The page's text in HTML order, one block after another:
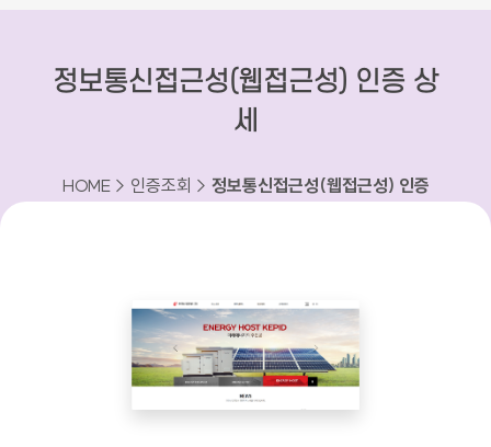
정보통신접근성(웹접근성) 인증 상
세
HOME > 인증조회 > 정보통신접근성(웹접근성) 인증